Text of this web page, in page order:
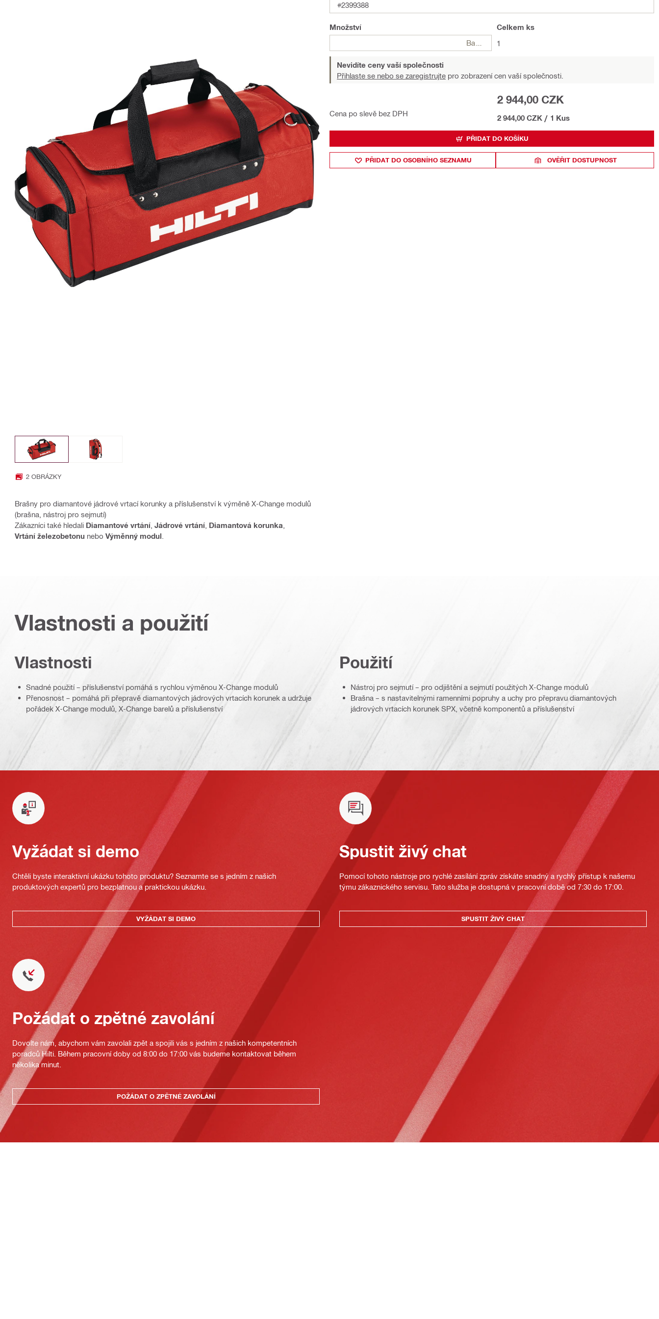
2 OBRÁZKY
Brašny pro diamantové jádrové vrtací korunky a příslušenství k výměně X-Change modulů
(brašna, nástroj pro sejmutí)
Zákazníci také hledali Diamantové vrtání Jádrové vrtání Diamantová korunka
Vrtání železobetonu nebo Výměnný modul
#2399388
Množství
Celkem ks
1
Nevidíte ceny vaší společnosti
Přihlaste se nebo se zaregistrujte pro zobrazení cen vaší společnosti.
Cena po slevě bez DPH
2 944,00 CZK
2 944,00 CZK / 1 Kus
PŘIDAT DO KOŠÍKU
PŘIDAT DO OSOBNÍHO SEZNAMU OVĚŘIT DOSTUPNOST
Vlastnosti a použití
Vlastnosti
Snadné použití – příslušenství pomáhá s rychlou výměnou X-Change modulů
Přenosnost – pomáhá při přepravě diamantových jádrových vrtacích korunek a udržuje
pořádek X-Change modulů, X-Change barelů a příslušenství
Použití
Nástroj pro sejmutí – pro odjištění a sejmutí použitých X-Change modulů
Brašna – s nastavitelnými ramenními popruhy a uchy pro přepravu diamantových
jádrových vrtacích korunek SPX, včetně komponentů a příslušenství
Vyžádat si demo
Chtěli byste interaktivní ukázku tohoto produktu? Seznamte se s jedním z našich
produktových expertů pro bezplatnou a praktickou ukázku.
VYŽÁDAT SI DEMO
Spustit živý chat
Pomocí tohoto nástroje pro rychlé zasílání zpráv získáte snadný a rychlý přístup k našemu
týmu zákaznického servisu. Tato služba je dostupná v pracovní době od 7:30 do 17:00.
SPUSTIT ŽIVÝ CHAT
Požádat o zpětné zavolání
Dovolte nám, abychom vám zavolali zpět a spojili vás s jedním z našich kompetentních
poradců Hilti. Během pracovní doby od 8:00 do 17:00 vás budeme kontaktovat během
několika minut.
POŽÁDAT O ZPĚTNÉ ZAVOLÁNÍ